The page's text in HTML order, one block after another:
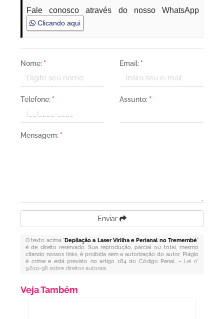
Fale conosco através do nosso WhatsApp
Clicando aqui
Nome: * Email: *
Telefone: * Assunto: *
Mensagem: *
Enviar
O texto acima "Depilação a Laser Virilha e Perianal no Tremembé"
é de direito reservado. Sua reprodução, parcial ou total, mesmo
citando nossos links, é proibida sem a autorização do autor. Plágio
é crime e está previsto no artigo 184 do Código Penal. – Lei n°
9.610-98 sobre direitos autorais.
Veja Também